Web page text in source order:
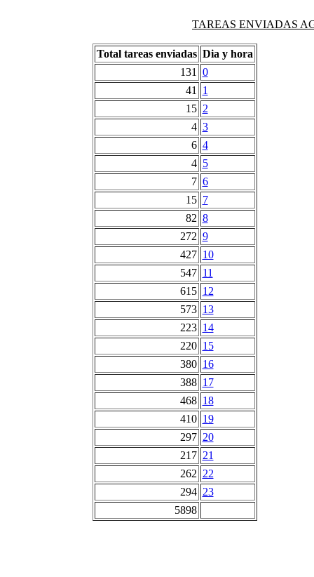
TAREAS ENVIADAS
Total tareas enviadas Dia y hora
131
0
41
1
15 2
4 3
6 4
4 5
7 6
15 7
82 8
272 9
427 10
547 11
615 12
573 13
223 14
220 15
380 16
388 17
468 18
410 19
297 20
217 21
262 22
294 23
5898